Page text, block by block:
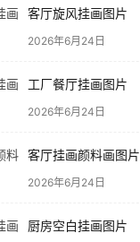
客厅旋风挂画图片
2026年6月24日
工厂餐厅挂画图片
2026年6月24日
客厅挂画颜料画图片
2026年6月24日
厨房空白挂画图片